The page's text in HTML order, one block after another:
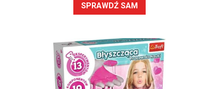
SPRAWDŹ SAM